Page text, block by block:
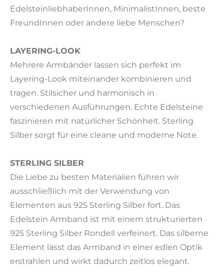
EdelsteinliebhaberInnen, MinimalistInnen, beste
FreundInnen oder andere liebe Menschen?
LAYERING-LOOK
Mehrere Armbänder lassen sich perfekt im
Layering-Look miteinander kombinieren und
tragen. Stilsicher und harmonisch in
verschiedenen Ausführungen. Echte Edelsteine
faszinieren mit natürlicher Schönheit. Sterling
Silber sorgt für eine cleane und moderne Note.
STERLING SILBER
Die Liebe zu besten Materialien führen wir
ausschließlich mit der Verwendung von
Elementen aus 925 Sterling Silber fort. Das
Edelstein Armband ist mit einem strukturierten
925 Sterling Silber Rondell verfeinert. Das silberne
Element lässt das Armband in einer edlen Optik
erstrahlen und wirkt dadurch zeitlos elegant.